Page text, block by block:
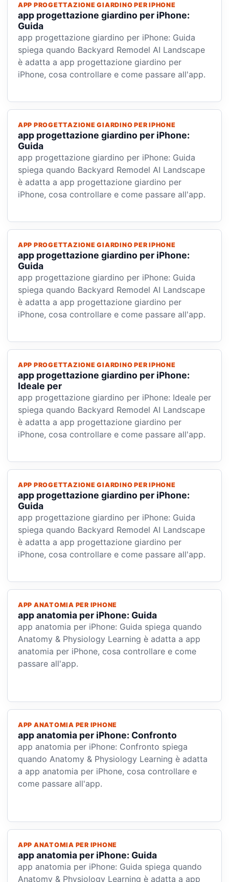
APP PROGETTAZIONE GIARDINO PER IPHONE
app progettazione giardino per iPhone:
Guida
app progettazione giardino per iPhone: Guida
spiega quando Backyard Remodel AI Landscape
è adatta a app progettazione giardino per
iPhone, cosa controllare e come passare all'app.
APP PROGETTAZIONE GIARDINO PER IPHONE
app progettazione giardino per iPhone:
Guida
app progettazione giardino per iPhone: Guida
spiega quando Backyard Remodel AI Landscape
è adatta a app progettazione giardino per
iPhone, cosa controllare e come passare all'app.
APP PROGETTAZIONE GIARDINO PER IPHONE
app progettazione giardino per iPhone:
Guida
app progettazione giardino per iPhone: Guida
spiega quando Backyard Remodel AI Landscape
è adatta a app progettazione giardino per
iPhone, cosa controllare e come passare all'app.
APP PROGETTAZIONE GIARDINO PER IPHONE
app progettazione giardino per iPhone:
Ideale per
app progettazione giardino per iPhone: Ideale per
spiega quando Backyard Remodel AI Landscape
è adatta a app progettazione giardino per
iPhone, cosa controllare e come passare all'app.
APP PROGETTAZIONE GIARDINO PER IPHONE
app progettazione giardino per iPhone:
Guida
app progettazione giardino per iPhone: Guida
spiega quando Backyard Remodel AI Landscape
è adatta a app progettazione giardino per
iPhone, cosa controllare e come passare all'app.
APP ANATOMIA PER IPHONE
app anatomia per iPhone: Guida
app anatomia per iPhone: Guida spiega quando
Anatomy & Physiology Learning è adatta a app
anatomia per iPhone, cosa controllare e come
passare all'app.
APP ANATOMIA PER IPHONE
app anatomia per iPhone: Confronto
app anatomia per iPhone: Confronto spiega
quando Anatomy & Physiology Learning è adatta
a app anatomia per iPhone, cosa controllare e
come passare all'app.
APP ANATOMIA PER IPHONE
app anatomia per iPhone: Guida
app anatomia per iPhone: Guida spiega quando
Anatomy & Physiology Learning è adatta a app